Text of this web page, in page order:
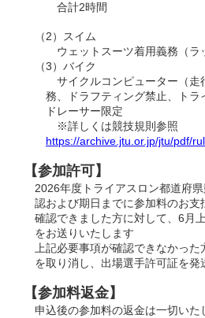
合計2時間
（2）スイム
ウェットスーツ着用義務（ラッ
（3）バイク
サイクルコンピューター（走
務、ドラフティング禁止、トラ
ドレーサー限定
※詳しくは競技規則参照
https://archive.jtu.or.jp/jtu/pdf/
【参加許可】
2026年度トライアスロン都道府
認および期日までに参加料のお
確認できました方に対して、6月
をお送りいたします
上記必要事項が確認できなかっ
を取り消し、出場選手許可証を発
【参加料返金】
申込後の参加料の返金は一切いた